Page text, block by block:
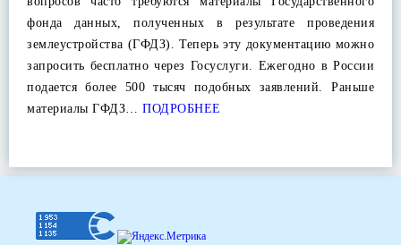
фонда данных, полученных в результате проведения
землеустройства (ГФДЗ). Теперь эту документацию можно
запросить бесплатно через Госуслуги. Ежегодно в России
подается более 500 тысяч подобных заявлений. Раньше
материалы ГФДЗ… ПОДРОБНЕЕ